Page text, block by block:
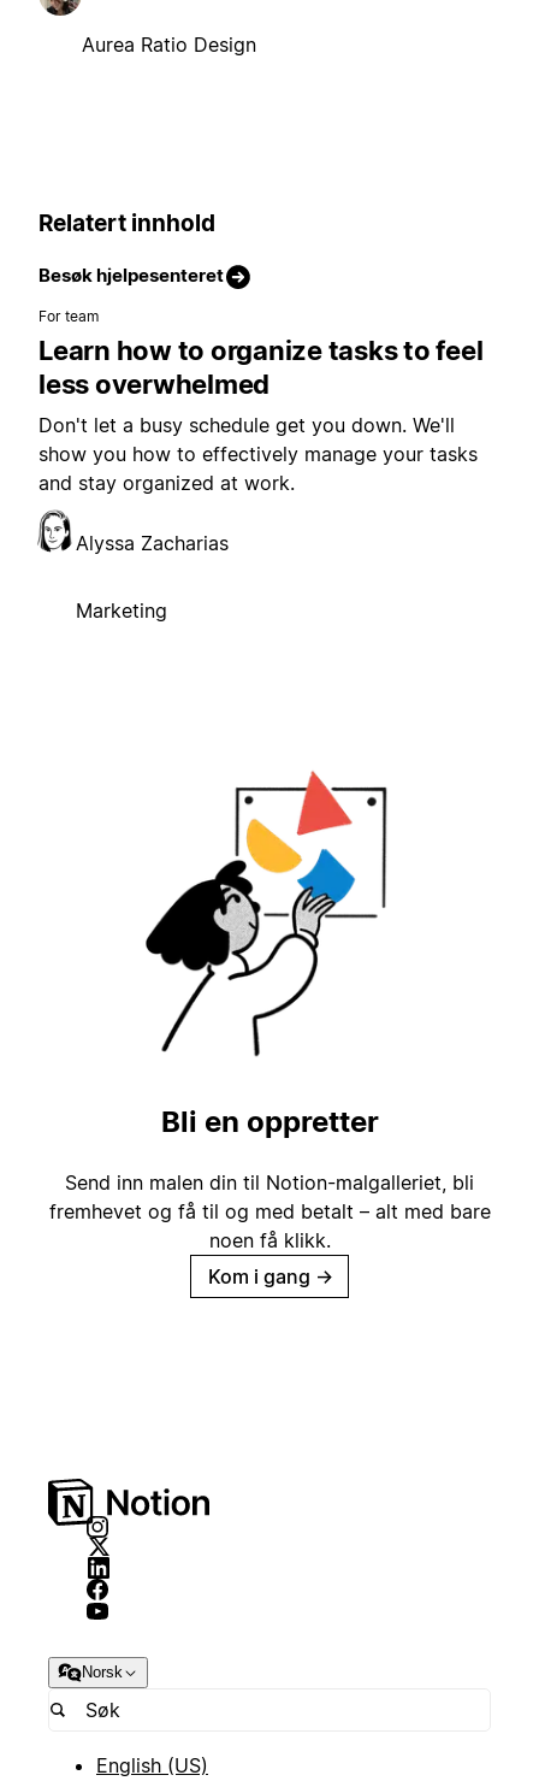
Aurea Ratio Design
Relatert innhold
Besøk hjelpesenteret
For team
Learn how to organize tasks to feel
less overwhelmed
Don't let a busy schedule get you down. We'll
show you how to effectively manage your tasks
and stay organized at work.
Alyssa Zacharias
Marketing
Bli en oppretter
Send inn malen din til Notion-malgalleriet, bli
fremhevet og få til og med betalt – alt med bare
noen få klikk.
Kom i gang →
Norsk
English (US)